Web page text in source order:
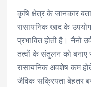
कृषि क्षेत्र के जानकार
रासायनिक खाद के
प्रभावित होती है। नैनो
तत्वों के संतुलन को
रासायनिक अवशेष कम
जैविक सक्रियता बेहतर